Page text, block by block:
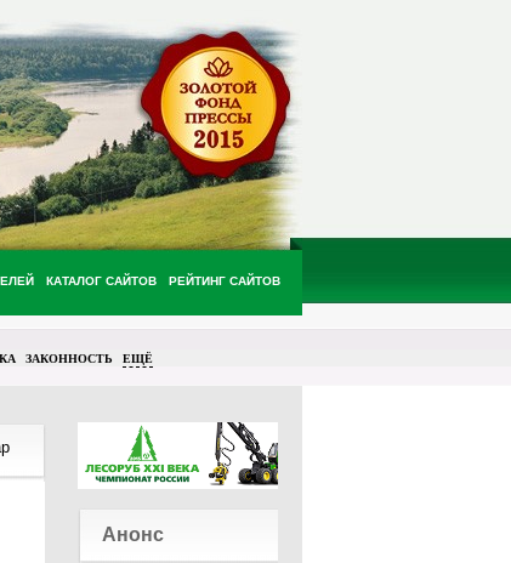
КАТАЛОГ САЙТОВ РЕЙТИНГ САЙТОВ
ЗАКОННОСТЬ ЕЩЁ
Анонс